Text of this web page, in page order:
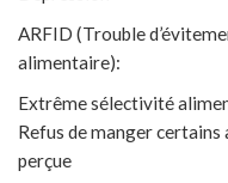
ARFID (Trouble
alimentaire):
Extrême sélectivité
Refus de manger
perçue